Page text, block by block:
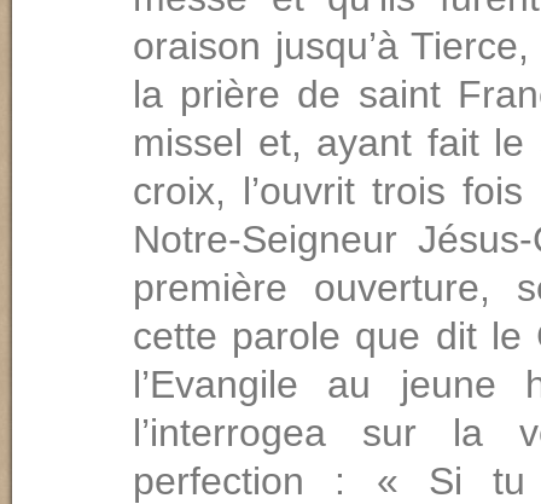
oraison jusqu’à
la prière de saint
missel et, ayant fait le
croix, l’ouvrit trois
Notre-Seigneur
première ouverture,
cette parole que dit le
l’Evangile au jeune
l’interrogea sur la
perfection : « Si tu